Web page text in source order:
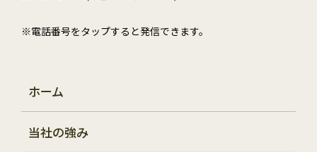
※電話番号をタップすると発信できます。
ホーム
当社の強み